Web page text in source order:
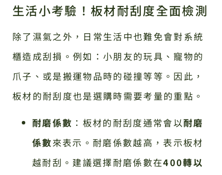
生活小考驗！板材耐刮度全面檢測
除了濕氣之外，日常生活中也難免會對系統
櫃造成刮損。例如：小朋友的玩具、寵物的
爪子、或是搬運物品時的碰撞等等。因此，
板材的耐刮度也是選購時需要考量的重點。
耐磨係數 ：板材的耐刮度通常會以耐磨
係數來表示。耐磨係數越高，表示板材
越耐刮。建議選擇耐磨係數在400轉以